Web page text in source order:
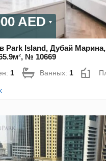
AED
Park Island, Дубай
№ 10669
1 Ванных: 1